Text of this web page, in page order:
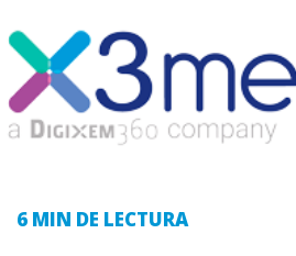
6 MIN DE LECTURA